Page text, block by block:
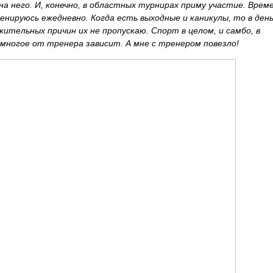
него. И, конечно, в областных турнирах приму участие.
ежедневно. Когда есть выходные и каникулы, то в
причин их не пропускаю. Спорт в целом, и самбо, в
от тренера зависит. А мне с тренером повезло!